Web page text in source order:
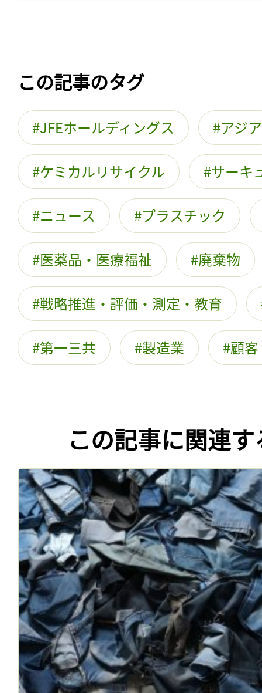
この記事のタグ
JFEホールディングス アジア
ケミカルリサイクル サーキ
ニュース プラスチック
医薬品・医療福祉 廃棄物
戦略推進・評価・測定・教育
第一三共 製造業 顧
この記事に関連